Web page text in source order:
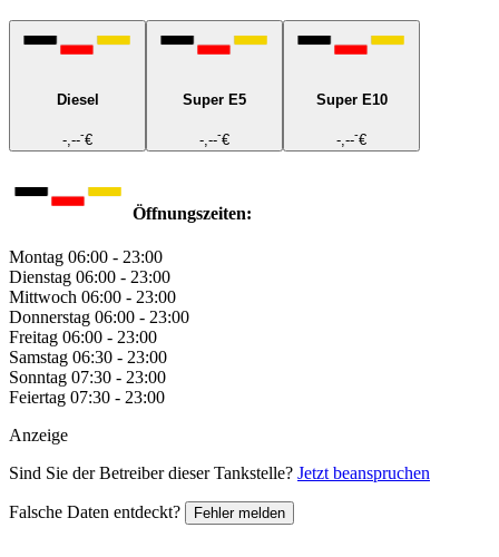
Diesel
-,---€
Super E5
-,---€
Super E10
-,---€
Öffnungszeiten:
Montag 06:00 - 23:00
Dienstag 06:00 - 23:00
Mittwoch 06:00 - 23:00
Donnerstag 06:00 - 23:00
Freitag 06:00 - 23:00
Samstag 06:30 - 23:00
Sonntag 07:30 - 23:00
Feiertag 07:30 - 23:00
Anzeige
Sind Sie der Betreiber dieser Tankstelle? Jetzt beanspruchen
Falsche Daten entdeckt? Fehler melden